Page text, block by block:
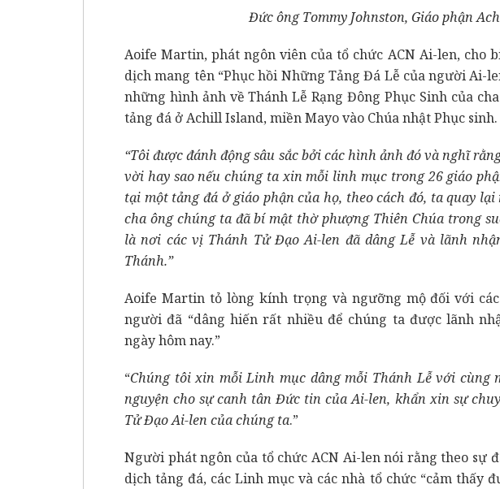
Đức ông Tommy Johnston, Giáo phận
Aoife Martin, phát ngôn viên của tổ chức ACN Ai-len, cho
dịch mang tên “Phục hồi Những Tảng Đá Lễ của người Ai-
những hình ảnh về Thánh Lễ Rạng Đông Phục Sinh của
tảng đá ở Achill Island, miền Mayo vào Chúa nhật Phục sinh.
“Tôi được đánh động sâu sắc bởi các hình ảnh đó và nghĩ
vời hay sao nếu chúng ta xin mỗi linh mục trong 26 giáo
tại một tảng đá ở giáo phận của họ, theo cách đó, ta quay
cha ông chúng ta đã bí mật thờ phượng Thiên Chúa trong
là nơi các vị Thánh Tử Đạo Ai-len đã dâng Lễ và lãnh
Thánh.”
Aoife Martin tỏ lòng kính trọng và ngưỡng mộ đối với
người đã “dâng hiến rất nhiều để chúng ta được lãnh
ngày hôm nay.”
“Chúng tôi xin mỗi Linh mục dâng mỗi Thánh Lễ với cùng
nguyện cho sự canh tân Đức tin của Ai-len, khẩn xin sự
Tử Đạo Ai-len của chúng ta.”
Người phát ngôn của tổ chức ACN Ai-len nói rằng theo sự
dịch tảng đá, các Linh mục và các nhà tổ chức “cảm thấy